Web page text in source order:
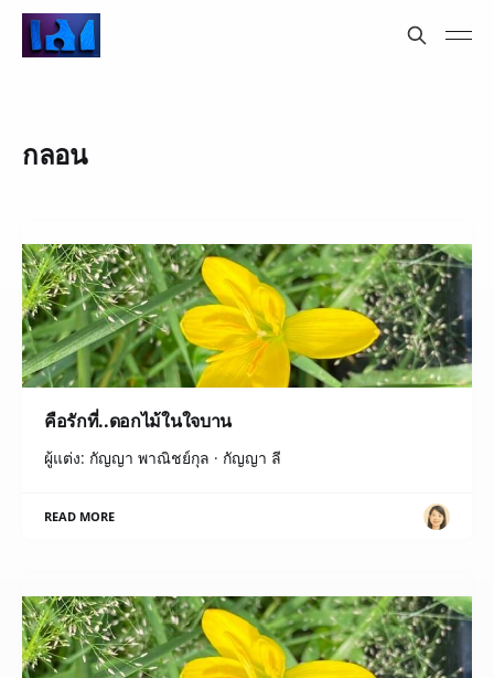
กลอน
คือรักที่..ดอกไม้ในใจบาน
ผู้แต่ง: กัญญา พาณิชย์กุล · กัญญา ลี
READ MORE